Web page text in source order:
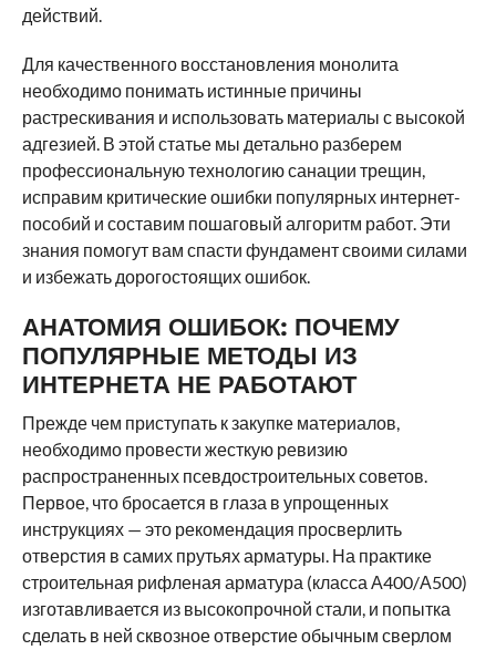
действий.
Для качественного восстановления монолита
необходимо понимать истинные причины
растрескивания и использовать материалы с высокой
адгезией. В этой статье мы детально разберем
профессиональную технологию санации трещин,
исправим критические ошибки популярных интернет-
пособий и составим пошаговый алгоритм работ. Эти
знания помогут вам спасти фундамент своими силами
и избежать дорогостоящих ошибок.
АНАТОМИЯ ОШИБОК: ПОЧЕМУ
ПОПУЛЯРНЫЕ МЕТОДЫ ИЗ
ИНТЕРНЕТА НЕ РАБОТАЮТ
Прежде чем приступать к закупке материалов,
необходимо провести жесткую ревизию
распространенных псевдостроительных советов.
Первое, что бросается в глаза в упрощенных
инструкциях — это рекомендация просверлить
отверстия в самих прутьях арматуры. На практике
строительная рифленая арматура (класса А400/А500)
изготавливается из высокопрочной стали, и попытка
сделать в ней сквозное отверстие обычным сверлом